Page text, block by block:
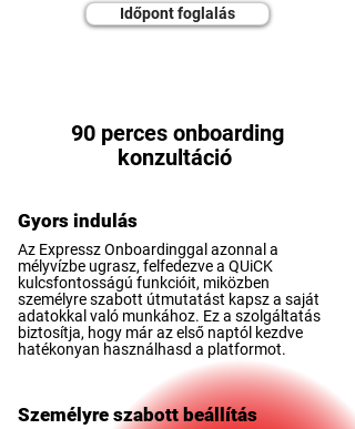
Időpont foglalás
90 perces onboarding
konzultáció
Gyors indulás
Az Expressz Onboardinggal azonnal a
mélyvízbe ugrasz, felfedezve a QUiCK
kulcsfontosságú funkcióit, miközben
személyre szabott útmutatást kapsz a saját
adatokkal való munkához. Ez a szolgáltatás
biztosítja, hogy már az első naptól kezdve
hatékonyan használhasd a platformot.
Személyre szabott beállítás